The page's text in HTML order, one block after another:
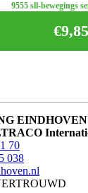
9555 sll-bewegings
€9,85
EINDHOVEN
70
038